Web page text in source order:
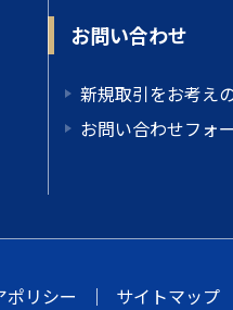
お問い合わせ
新規取引をお考え
お問い合わせフォ
ポリシー ｜ サイトマップ